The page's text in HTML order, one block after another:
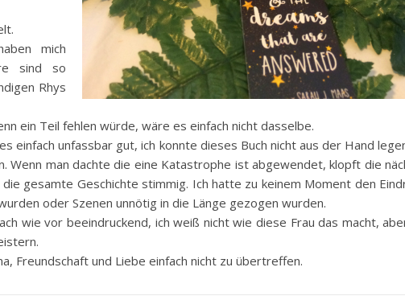
mich
sind so
Rhys
ein Teil fehlen würde, wäre es einfach nicht dasselbe.
einfach unfassbar gut, ich konnte dieses Buch nicht aus der Hand
Wenn man dachte die eine Katastrophe ist abgewendet, klopft die
gesamte Geschichte stimmig. Ich hatte zu keinem Moment den
oder Szenen unnötig in die Länge gezogen wurden.
wie vor beeindruckend, ich weiß nicht wie diese Frau das macht,
Freundschaft und Liebe einfach nicht zu übertreffen.